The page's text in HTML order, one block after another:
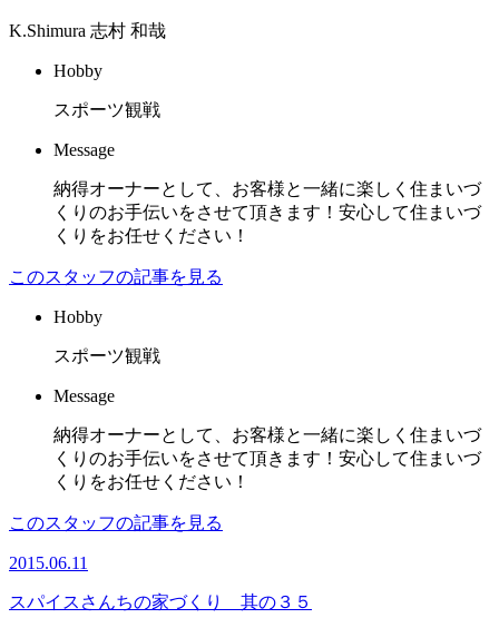
K.Shimura 志村 和哉
Hobby
スポーツ観戦
Message
納得オーナーとして、お客様と一緒に楽しく住まいづ
くりのお手伝いをさせて頂きます！安心して住まいづ
くりをお任せください！
このスタッフの記事を見る
Hobby
スポーツ観戦
Message
納得オーナーとして、お客様と一緒に楽しく住まいづ
くりのお手伝いをさせて頂きます！安心して住まいづ
くりをお任せください！
このスタッフの記事を見る
2015.06.11
スパイスさんちの家づくり 其の３５